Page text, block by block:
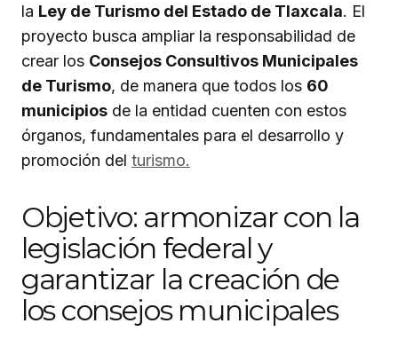
la Ley de Turismo del Estado de Tlaxcala. El
proyecto busca ampliar la responsabilidad de
crear los Consejos Consultivos Municipales
de Turismo, de manera que todos los 60
municipios de la entidad cuenten con estos
órganos, fundamentales para el desarrollo y
promoción del turismo.
Objetivo: armonizar con la
legislación federal y
garantizar la creación de
los consejos municipales